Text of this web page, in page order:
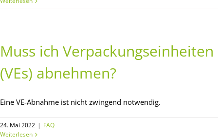
Muss ich Verpackungseinheiten
(VEs) abnehmen?
Eine VE-Abnahme ist nicht zwingend notwendig.
24. Mai 2022 | FAQ
Weiterlesen